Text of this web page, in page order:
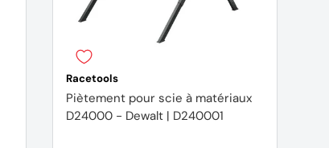
Racetools
Piètement pour scie à matériaux
D24000 - Dewalt | D240001